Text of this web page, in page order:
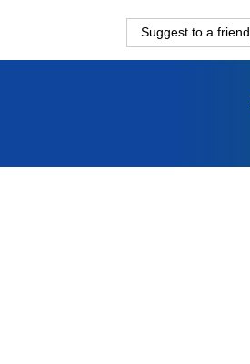
Suggest to a friend